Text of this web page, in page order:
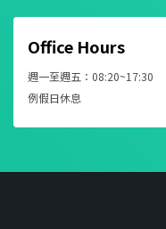
Office Hours
週一至週五：08:20~17:30
例假日休息